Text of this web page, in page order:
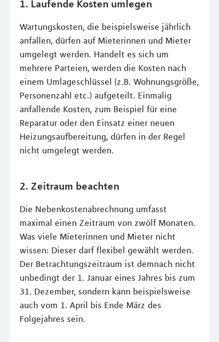
1. Laufende Kosten umlegen
Wartungskosten, die beispielsweise jährlich
anfallen, dürfen auf Mieterinnen und Mieter
umgelegt werden. Handelt es sich um
mehrere Parteien, werden die Kosten nach
einem Umlageschlüssel (z.B. Wohnungsgröße,
Personenzahl etc.) aufgeteilt. Einmalig
anfallende Kosten, zum Beispiel für eine
Reparatur oder den Einsatz einer neuen
Heizungsaufbereitung, dürfen in der Regel
nicht umgelegt werden.
2. Zeitraum beachten
Die Nebenkostenabrechnung umfasst
maximal einen Zeitraum von zwölf Monaten.
Was viele Mieterinnen und Mieter nicht
wissen: Dieser darf flexibel gewählt werden.
Der Betrachtungszeitraum ist demnach nicht
unbedingt der 1. Januar eines Jahres bis zum
31. Dezember, sondern kann beispielsweise
auch vom 1. April bis Ende März des
Folgejahres sein.